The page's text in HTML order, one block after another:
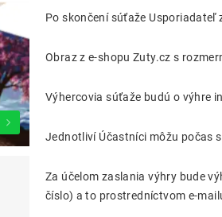
Po skončení súťaže
Obraz z e-shopu Zuty.cz s
Výhercovia súťaže budú o výhre
Jednotliví Účastníci môžu počas
Za účelom zaslania výhry bude
číslo) a to prostredníctvom e-